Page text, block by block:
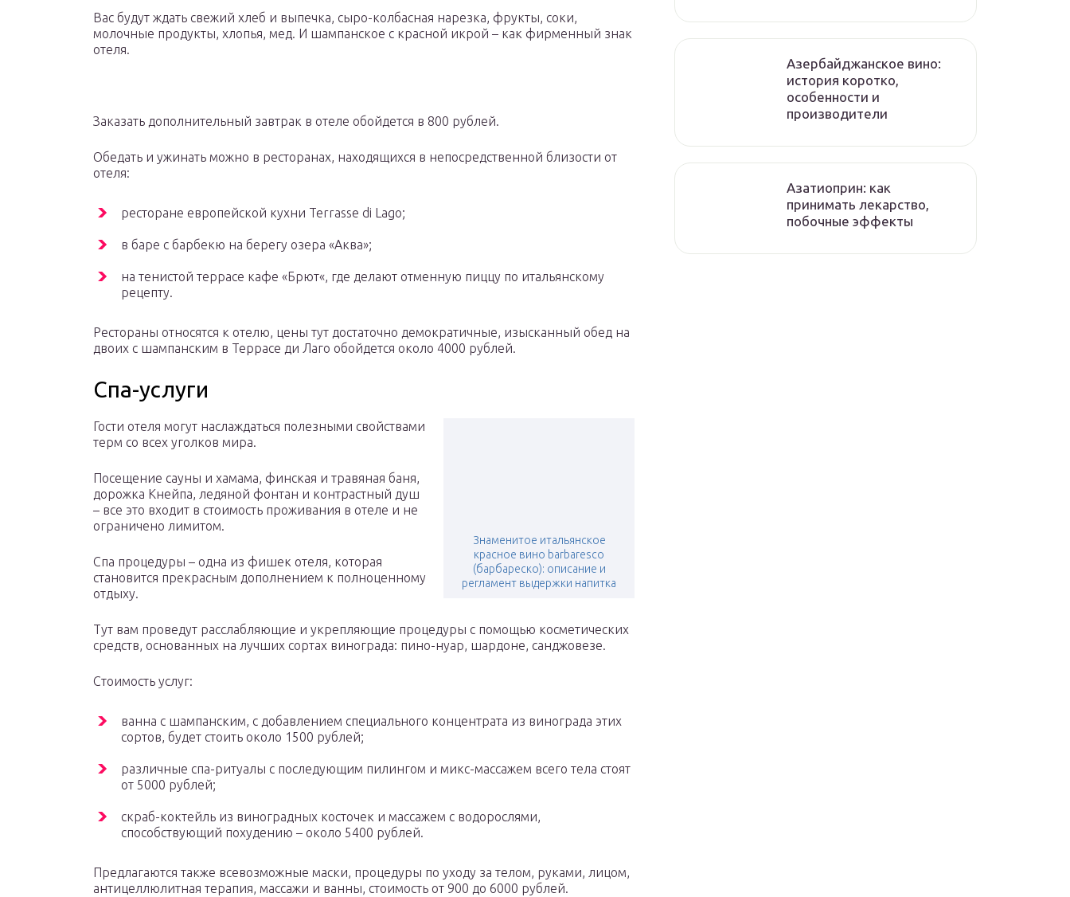
Вас будут ждать свежий хлеб и выпечка, сыро-колбасная нарезка, фрукты, соки,
молочные продукты, хлопья, мед. И шампанское с красной икрой – как фирменный знак
отеля.
Заказать дополнительный завтрак в отеле обойдется в 800 рублей.
Обедать и ужинать можно в ресторанах, находящихся в непосредственной близости от
отеля:
ресторане европейской кухни Terrasse di Lago;
в баре с барбекю на берегу озера «Аква»;
на тенистой террасе кафе «Брют«, где делают отменную пиццу по итальянскому
рецепту.
Рестораны относятся к отелю, цены тут достаточно демократичные, изысканный обед на
двоих с шампанским в Террасе ди Лаго обойдется около 4000 рублей.
Спа-услуги
Знаменитое итальянское
красное вино barbaresco
(барбареско): описание и
регламент выдержки напитка
Гости отеля могут наслаждаться полезными свойствами
терм со всех уголков мира.
Посещение сауны и хамама, финская и травяная баня,
дорожка Кнейпа, ледяной фонтан и контрастный душ
– все это входит в стоимость проживания в отеле и не
ограничено лимитом.
Спа процедуры – одна из фишек отеля, которая
становится прекрасным дополнением к полноценному
отдыху.
Тут вам проведут расслабляющие и укрепляющие процедуры с помощью косметических
средств, основанных на лучших сортах винограда: пино-нуар, шардоне, санджовезе.
Стоимость услуг:
ванна с шампанским, с добавлением специального концентрата из винограда этих
сортов, будет стоить около 1500 рублей;
различные спа-ритуалы с последующим пилингом и микс-массажем всего тела стоят
от 5000 рублей;
скраб-коктейль из виноградных косточек и массажем с водорослями,
способствующий похудению – около 5400 рублей.
Предлагаются также всевозможные маски, процедуры по уходу за телом, руками, лицом,
антицеллюлитная терапия, массажи и ванны, стоимость от 900 до 6000 рублей.
Азербайджанское вино:
история коротко,
особенности и
производители
Азатиоприн: как
принимать лекарство,
побочные эффекты